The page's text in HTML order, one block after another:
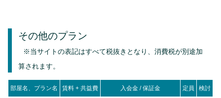
その他のプラン
※当サイトの表記はすべて税抜きとなり、消費税が別途加
算されます。
部屋名、プラン名 賃料 + 共益費 入会金 / 保証金 定員 検討